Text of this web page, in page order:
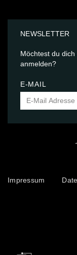
NEWSLETTER
Möchtest du
anmelden?
E-MAIL
Impressum